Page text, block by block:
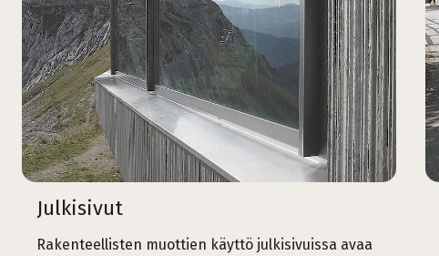
Julkisivut
Rakenteellisten muottien käyttö julkisivuissa avaa